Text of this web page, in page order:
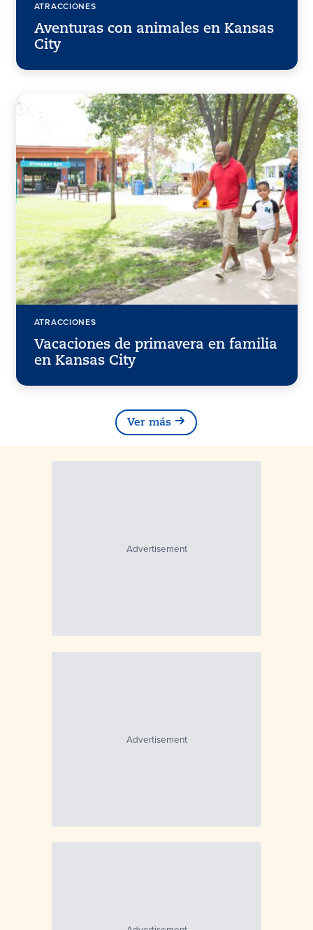
ATRACCIONES
Aventuras con animales en Kansas
City
ATRACCIONES
Vacaciones de primavera en familia
en Kansas City
Ver más